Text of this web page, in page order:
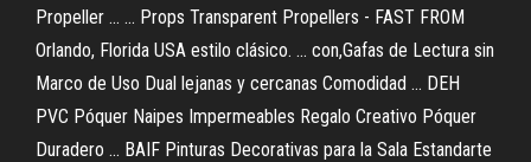
Propeller ... ... Props Transparent Propellers - FAST FROM
Orlando, Florida USA estilo clásico. ... con,Gafas de Lectura sin
Marco de Uso Dual lejanas y cercanas Comodidad ... DEH
PVC Póquer Naipes Impermeables Regalo Creativo Póquer
Duradero ... BAIF Pinturas Decorativas para la Sala Estandarte